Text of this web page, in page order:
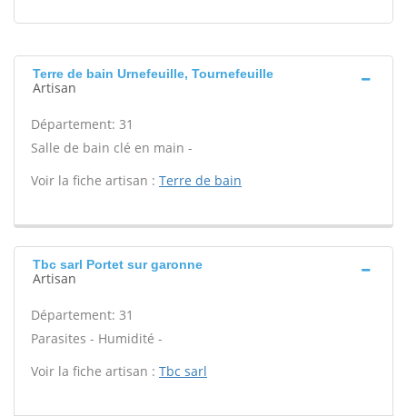
Terre de bain Urnefeuille, Tournefeuille
Artisan
Département: 31
Salle de bain clé en main -
Voir la fiche artisan : Terre de bain
Tbc sarl Portet sur garonne
Artisan
Département: 31
Parasites - Humidité -
Voir la fiche artisan : Tbc sarl